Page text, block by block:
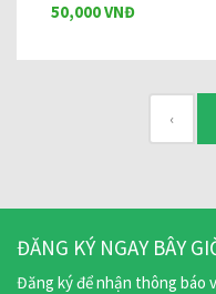
50,000 VNĐ
‹
ĐĂNG KÝ NGAY BÂY
Đăng ký để nhận thông báo